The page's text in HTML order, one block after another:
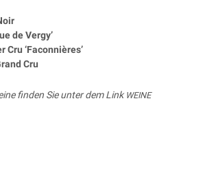
de Vergy’
Cru ‘Faconniè­res’
Cru
fin­den Sie unter dem Link WEINE